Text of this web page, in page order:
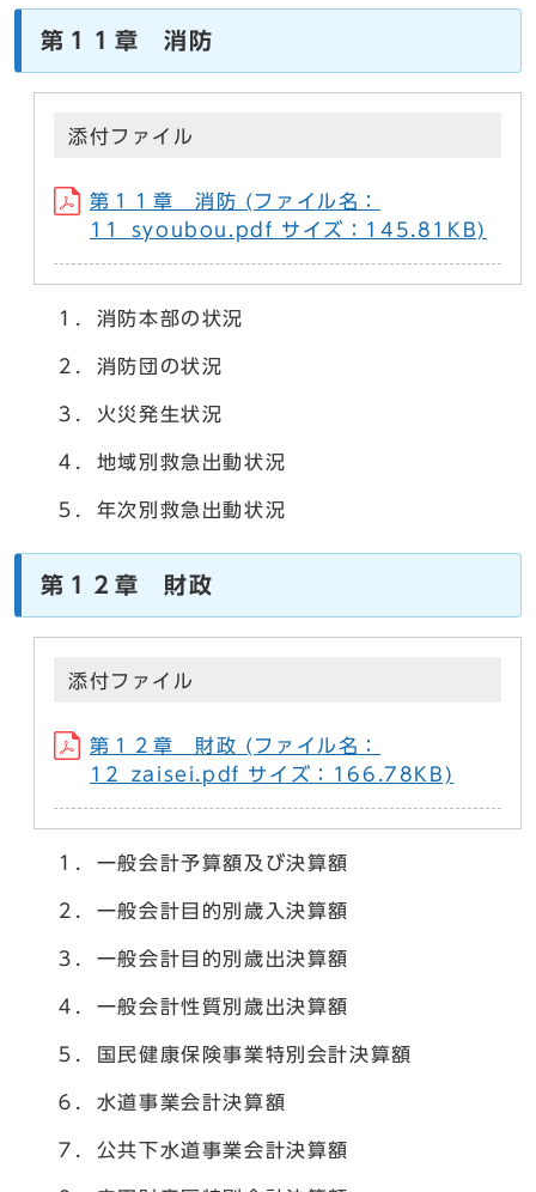
第１１章 消防
添付ファイル
第１１章 消防 (ファイル名：
11_syoubou.pdf サイズ：145.81KB)
１．消防本部の状況
２．消防団の状況
３．火災発生状況
４．地域別救急出動状況
５．年次別救急出動状況
第１２章 財政
添付ファイル
第１２章 財政 (ファイル名：
12_zaisei.pdf サイズ：166.78KB)
１．一般会計予算額及び決算額
２．一般会計目的別歳入決算額
３．一般会計目的別歳出決算額
４．一般会計性質別歳出決算額
５．国民健康保険事業特別会計決算額
６．水道事業会計決算額
７．公共下水道事業会計決算額